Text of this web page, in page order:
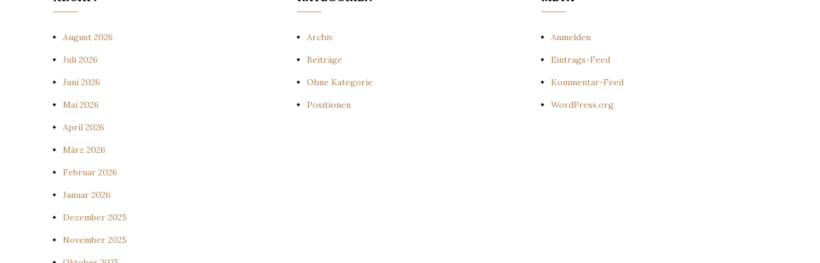
August 2026
Juli 2026
Juni 2026
Mai 2026
April 2026
März 2026
Februar 2026
Januar 2026
Dezember 2025
November 2025
Archiv
Beiträge
Ohne Kategorie
Positionen
Anmelden
Eintrags-Feed
Kommentar-Feed
WordPress.org